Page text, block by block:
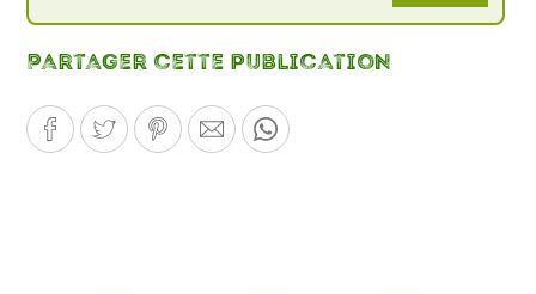
Partager cette publication